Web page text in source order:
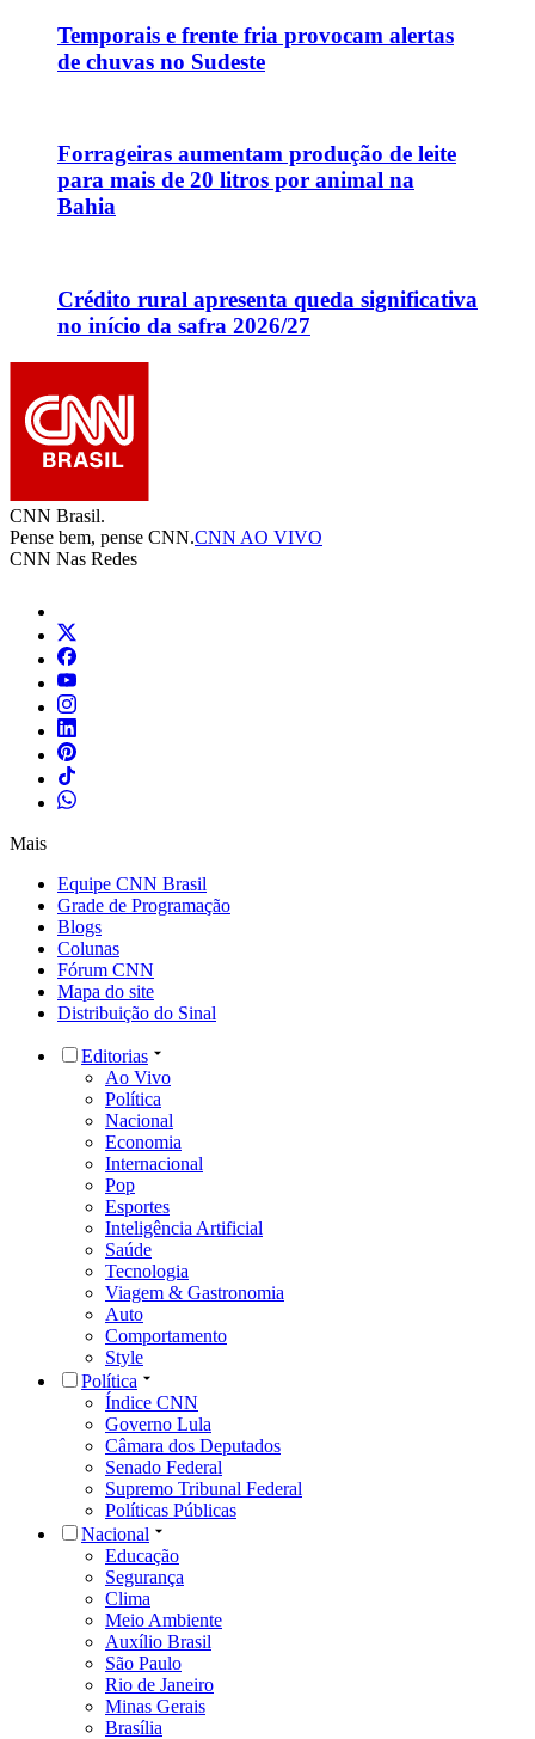
Temporais e frente fria provocam alertas
de chuvas no Sudeste
Forrageiras aumentam produção de leite
para mais de 20 litros por animal na
Bahia
Crédito rural apresenta queda significativa
no início da safra 2026/27
CNN Brasil.
Pense bem, pense CNN.CNN AO VIVO
CNN Nas Redes
Mais
Equipe CNN Brasil
Grade de Programação
Blogs
Colunas
Fórum CNN
Mapa do site
Distribuição do Sinal
Editorias
Ao Vivo
Política
Nacional
Economia
Internacional
Pop
Esportes
Inteligência Artificial
Saúde
Tecnologia
Viagem & Gastronomia
Auto
Comportamento
Style
Política
Índice CNN
Governo Lula
Câmara dos Deputados
Senado Federal
Supremo Tribunal Federal
Políticas Públicas
Nacional
Educação
Segurança
Clima
Meio Ambiente
Auxílio Brasil
São Paulo
Rio de Janeiro
Minas Gerais
Brasília